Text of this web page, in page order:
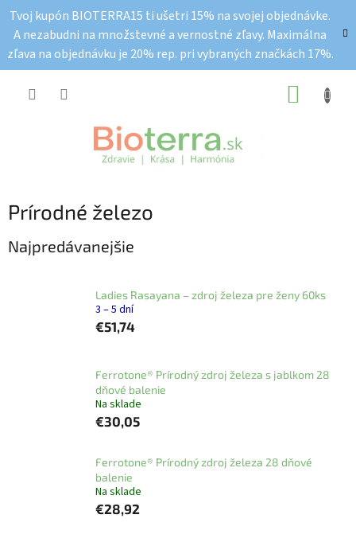
obsah
Tvoj kupón BIOTERRA15 ti ušetri 15% na svojej objednávke.
A nezabudni na množstevné a vernostné zľavy. Maximálna
zľava na objednávku je 20% rep. pri vybraných značkách 17%.
Prírodné železo
Najpredávanejšie
Ladies Rasayana – zdroj železa pre ženy 60ks
3 – 5 dní
€51,74
Ferrotone® Prírodný zdroj železa s jablkom 28
dňové balenie
Na sklade
€30,05
Ferrotone® Prírodný zdroj železa 28 dňové
balenie
Na sklade
€28,92